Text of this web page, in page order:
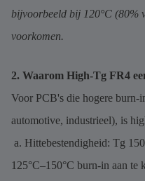
bijvoorbeeld bij 120°C (80%
voorkomen.
2. Waarom High-Tg FR4
Voor PCB's die hogere burn-
automotive, industrieel), is
a. Hittebestendigheid: Tg
125°C–150°C burn-in aan te